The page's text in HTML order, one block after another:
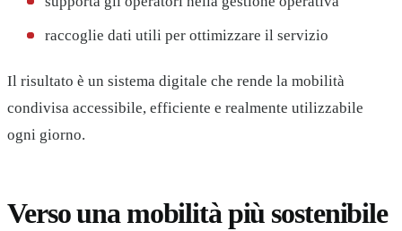
raccoglie dati utili per ottimizzare il servizio
Il risultato è un sistema digitale che rende la mobilità
condivisa accessibile, efficiente e realmente utilizzabile
ogni giorno.
Verso una mobilità più sostenibile